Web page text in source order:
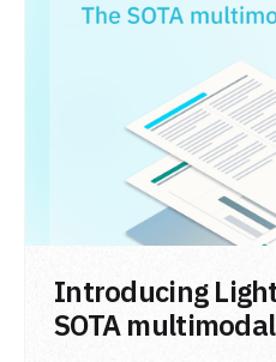
Introducing
SOTA